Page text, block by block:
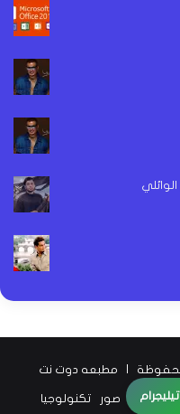
مطبعه دوت نت
الرياضة صور تكنولوجيا